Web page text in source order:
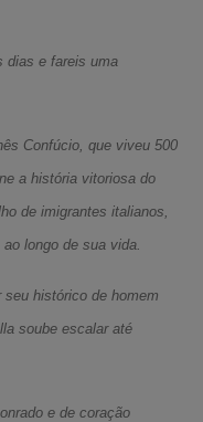
dias e fareis uma
Confúcio, que viveu 500
a história vitoriosa do
de imigrantes italianos,
longo de sua vida.
seu histórico de homem
soube escalar até
e de coração